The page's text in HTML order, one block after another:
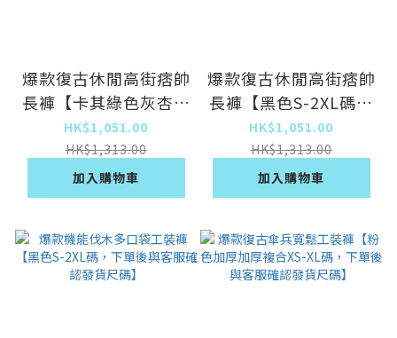
爆款復古休閒高街痞帥
長褲【卡其綠色灰杏色
S-2XL碼，下單後與客
服確認發貨尺碼】
HK$1,051.00
HK$1,313.00
加入購物車
爆款復古休閒高街痞帥
長褲【黑色S-2XL碼，
下單後與客服確認發貨
尺碼】
HK$1,051.00
HK$1,313.00
加入購物車